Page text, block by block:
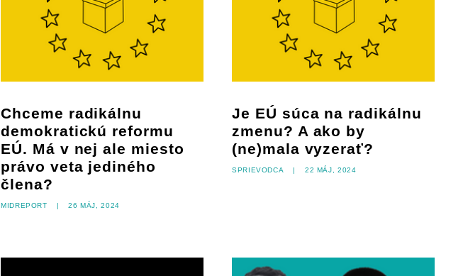
Chceme radikálnu
demokratickú reformu
EÚ. Má v nej ale miesto
právo veta jediného
člena?
Midreport | 26 máj, 2024
Je EÚ súca na radikálnu
zmenu? A ako by
(ne)mala vyzerať?
Sprievodca | 22 máj, 2024